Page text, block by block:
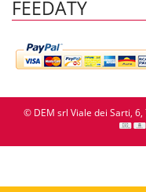
FEEDATY
© DEM srl Viale dei Sarti,